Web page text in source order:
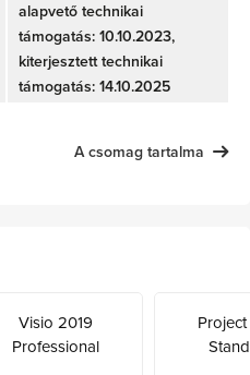
alapvető technikai
támogatás: 10.10.2023,
kiterjesztett technikai
támogatás: 14.10.2025
A csomag tartalma
Visio 2019
Professional